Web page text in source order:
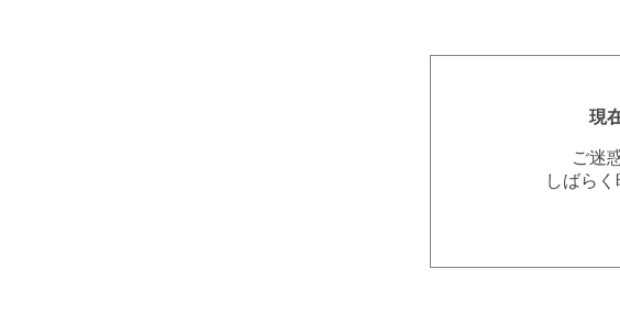
現
ご迷
しばら